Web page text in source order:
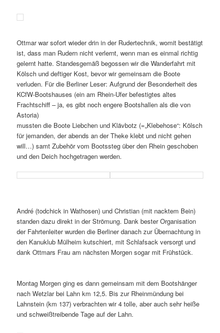
Ottmar war sofort wieder drin in der Rudertechnik, womit bestätigt
ist, dass man Rudern nicht verlernt, wenn man es einmal richtig
gelernt hatte. Standesgemäß begossen wir die Wanderfahrt mit
Kölsch und deftiger Kost, bevor wir gemeinsam die Boote
verluden. Für die Berliner Leser: Aufgrund der Besonderheit des
KCfW-Bootshauses (ein am Rhein-Ufer befestigtes altes
Frachtschiff – ja, es gibt noch engere Bootshallen als die von
Astoria)
mussten die Boote Liebchen und Klävbotz (=„Klebehose“: Kölsch
für jemanden, der abends an der Theke klebt und nicht gehen
will…) samt Zubehör vom Bootssteg über den Rhein geschoben
und den Deich hochgetragen werden.
André (todchick in Wathosen) und Christian (mit nacktem Bein)
standen dazu direkt in der Strömung. Dank bester Organisation
der Fahrtenleiter wurden die Berliner danach zur Übernachtung in
den Kanuklub Mülheim kutschiert, mit Schlafsack versorgt und
dank Ottmars Frau am nächsten Morgen sogar mit Frühstück.
Montag Morgen ging es dann gemeinsam mit dem Bootshänger
nach Wetzlar bei Lahn km 12,5. Bis zur Rheinmündung bei
Lahnstein (km 137) verbrachten wir 4 tolle, aber auch sehr heiße
und schweißtreibende Tage auf der Lahn.